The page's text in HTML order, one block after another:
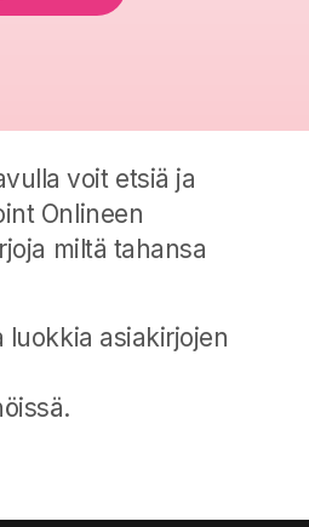
voit etsiä ja
Onlineen
miltä tahansa
luokkia asiakirjojen